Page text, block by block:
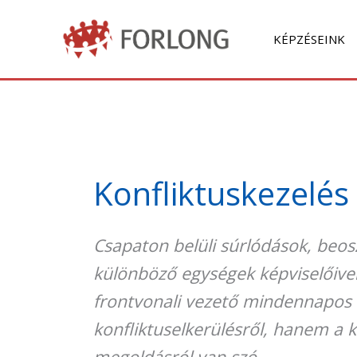
KÉPZÉSEINK
Konfliktuskezelés
Csapaton belüli súrlódások,
különböző egységek
frontvonali vezető mindennapos
konfliktuselkerülésről, hanem a